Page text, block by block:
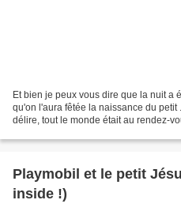
Et bien je peux vous dire que la nuit a
qu'on l'aura fêtée la naissance du
délire, tout le monde était au rendez-
Playmobil et le petit
inside !)